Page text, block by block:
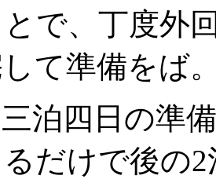
で、丁度外
て準備をば
泊四日の準
だけで後の